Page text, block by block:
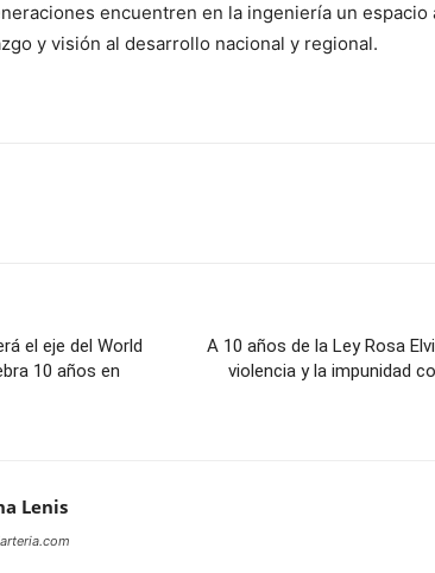
encuentren en la ingeniería un espacio
y visión al desarrollo nacional y regional.
el eje del World
10 años en
A 10 años de la Ley Rosa
violencia y la impunidad
Lenis